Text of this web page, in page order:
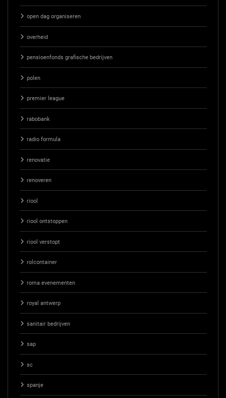
open dag organiseren
overheid
pensioenfonds grafische bedrijven
polen
premier league
rabobank
radio formula
renovatie
renoveren
riool
riool ontstoppen
riool verstopt
rolcontainer
roma evenementen
royal antwerp
sanitair bedrijven
sap
sc
spanje